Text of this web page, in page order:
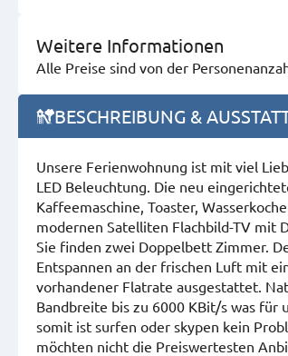
Weitere Informationen
Alle Preise sind von der
BESCHREIBUNG &
Unsere Ferienwohnung ist mit viel
LED Beleuchtung. Die neu
Kaffeemaschine, Toaster,
modernen Satelliten Flachbild-TV mit
Sie finden zwei Doppelbett Zimmer.
Entspannen an der frischen Luft mit
vorhandener Flatrate ausgestattet.
Bandbreite bis zu 6000 KBit/s was für
somit ist surfen oder skypen kein
möchten nicht die Preiswertesten